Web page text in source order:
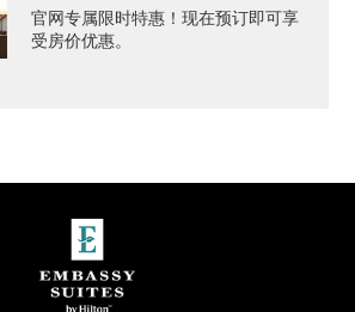
官网专属限时特惠！现在预订即可享
受房价优惠。